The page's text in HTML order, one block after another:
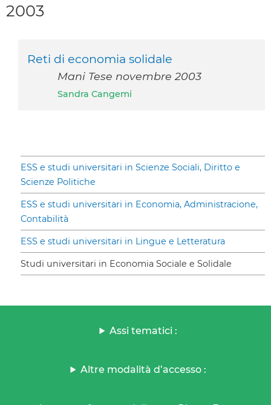
2003
Reti di economia solidale
Mani Tese novembre 2003
Sandra Cangemi
ESS e studi universitari in Scienze Sociali, Diritto e
Scienze Politiche
ESS e studi universitari in Economia, Administracione,
Contabilità
ESS e studi universitari in Lingue e Letteratura
Studi universitari in Economia Sociale e Solidale
Assi tematici :
Altre modalità d’accesso :